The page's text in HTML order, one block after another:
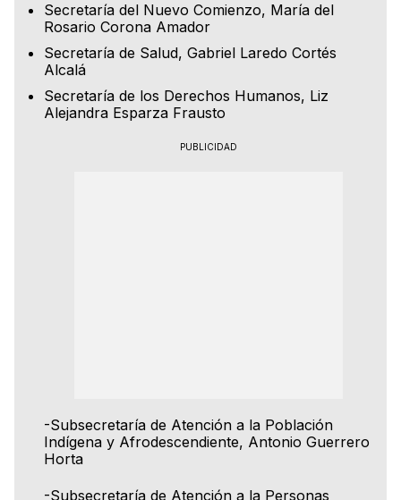
Secretaría del Nuevo Comienzo, María del
Rosario Corona Amador
Secretaría de Salud, Gabriel Laredo Cortés
Alcalá
Secretaría de los Derechos Humanos, Liz
Alejandra Esparza Frausto
PUBLICIDAD
-Subsecretaría de Atención a la Población
Indígena y Afrodescendiente, Antonio Guerrero
Horta
-Subsecretaría de Atención a la Personas